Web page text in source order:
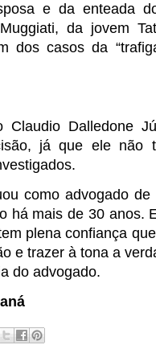
e da enteada
da jovem
dos casos da
Claudio Dalledone
já que ele não
como advogado
há mais de 30 anos.
plena confiança
e trazer à tona a
do advogado.